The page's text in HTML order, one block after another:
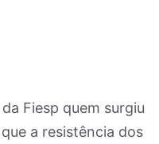
Fiesp quem surgiu
a resistência dos